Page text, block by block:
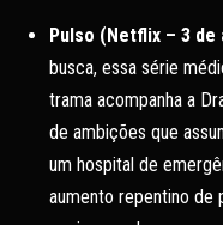
Pulso (Netflix – 3 de
busca, essa série
trama acompanha a
de ambições que
um hospital de
aumento repentino de